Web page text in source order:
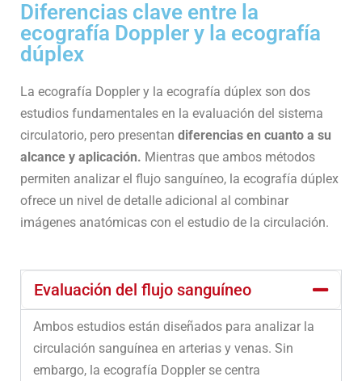
Diferencias clave entre la
ecografía Doppler y la ecografía
dúplex
La ecografía Doppler y la ecografía dúplex son dos
estudios fundamentales en la evaluación del sistema
circulatorio, pero presentan diferencias en cuanto a su
alcance y aplicación. Mientras que ambos métodos
permiten analizar el flujo sanguíneo, la ecografía dúplex
ofrece un nivel de detalle adicional al combinar
imágenes anatómicas con el estudio de la circulación.
Evaluación del flujo sanguíneo
Ambos estudios están diseñados para analizar la
circulación sanguínea en arterias y venas. Sin
embargo, la ecografía Doppler se centra